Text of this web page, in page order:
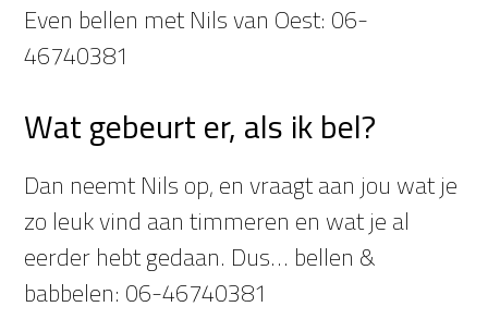
Even bellen met Nils van Oest: 06-
46740381
Wat gebeurt er, als ik bel?
Dan neemt Nils op, en vraagt aan jou wat je
zo leuk vind aan timmeren en wat je al
eerder hebt gedaan. Dus… bellen &
babbelen: 06-46740381